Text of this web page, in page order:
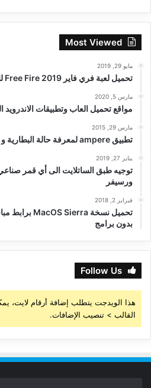
Most Viewed
مايو 29, 2019
تحميل لعبة فري فاير Free Fire 2019 للاندرويد والكمبيوتر مجانا
مارس 5, 2020
مواقع تحميل العاب وتطبيقات الاندرويد
مارس 29, 2015
تطبيق ampere لمعرفة حالة البطارية و سرعة الشحن
يناير 27, 2019
توجيه طبق الساتلايت الى أي قمر
ورسيفر
فبراير 2, 2018
بدون برامج
Follow Us
هذا الويدجت يتطلب إضافة أرقام لايت،
القالب > تنصيب الإضافات.